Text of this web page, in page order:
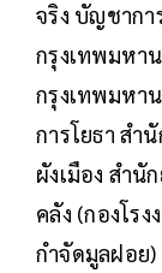
จริง บัญชากา
กรุงเทพมหา
กรุงเทพมหา
การโยธา สำ
ผังเมือง สำนั
คลัง (กองโร
กำจัดมูลฝอย